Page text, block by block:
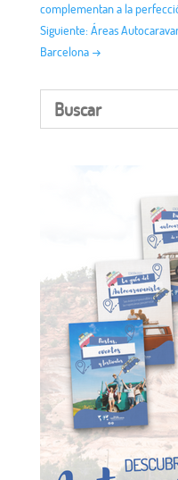
complementan a la
Siguiente: Áreas
Barcelona→